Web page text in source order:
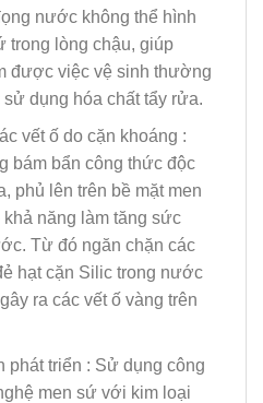
nước không thể hình
trong lòng chậu, giúp
được việc vệ sinh thường
dụng hóa chất tẩy rửa.
vết ố do cặn khoáng :
bám bẩn công thức độc
phủ lên trên bề mặt men
năng làm tăng sức
Từ đó ngăn chặn các
hạt cặn Silic trong nước
ra các vết ố vàng trên
phát triển : Sử dụng công
men sứ với kim loại